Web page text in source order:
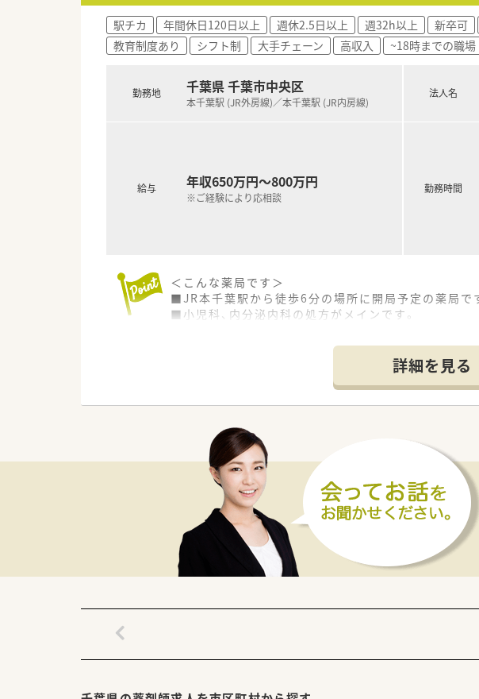
駅チカ 年間休日120日以上 週休2.5日以上 週32h以上 新卒可
教育制度あり
シフト制 大手チェーン 高収入 ~18時までの職場
勤務地 千葉県 千葉市中央区
本千葉駅 (JR外房線)／本千葉駅 (JR内房線)
給与 年収650万円～800万円
※ご経験により応相談
法人名
勤務時間
＜こんな薬局です＞
■JR本千葉駅から徒歩6分の場所に開局予定の薬局で
■小児科、内分泌内科の処方がメインです。
■大手薬局のグループ企業になります。
■グループとしては、調剤薬局運営・臨床検査・IT・
■ピラミッド型の組織ではなく、役職関係なくフラ
考え・みんなで行動する方針なので遣り甲斐をもって
■急なお休みがあっても、代表含めた経営層の方が応
■どの企業よりも最短で取締役になる事が可能で、自
■新卒採用、中途採用、店舗開発、MA、OTC担当等
もちろん患者さんと向き合いながら仕事を行える環
■30代の方で役員になられた方も多数輩出（30代前
に対して、キャリアポジションは多数ございます。
■シフトに関しては公休日を確定しての働き方になる
す。 本社一括で全社のシフトを作成しており、1ヶ
りますので、有給取得率も高い薬局様です。
■大手企業での勤務を希望されている方
詳細を見る